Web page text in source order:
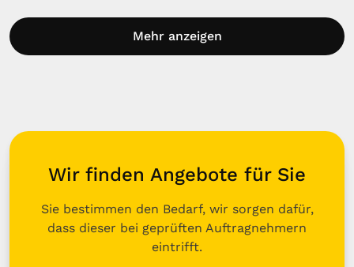
Mehr anzeigen
Wir finden Angebote für Sie
Sie bestimmen den Bedarf, wir sorgen dafür,
dass dieser bei geprüften Auftragnehmern
eintrifft.